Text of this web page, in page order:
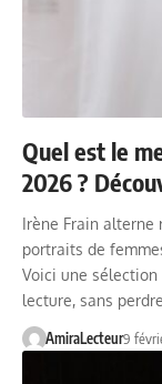
Quel est le
2026 ?
Irène Frain alterne
portraits de
Voici une
lecture, sans
AmiraLecteur9